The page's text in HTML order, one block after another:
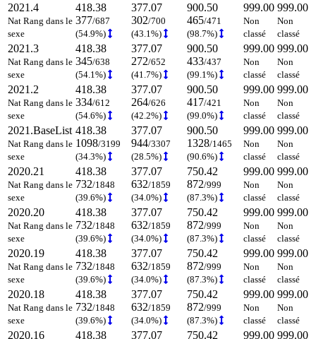
2021.4
Nat Rang dans le
sexe
418.38
377/687
(54.9%)
377.07
302/700
(43.1%)
900.50
465/471
(98.7%)
999.00
Non
classé
999.00
Non
classé
2021.3
Nat Rang dans le
sexe
418.38
345/638
(54.1%)
377.07
272/652
(41.7%)
900.50
433/437
(99.1%)
999.00
Non
classé
999.00
Non
classé
2021.2
Nat Rang dans le
sexe
418.38
334/612
(54.6%)
377.07
264/626
(42.2%)
900.50
417/421
(99.0%)
999.00
Non
classé
999.00
Non
classé
2021.BaseList
Nat Rang dans le
sexe
418.38
1098/3199
(34.3%)
377.07
944/3307
(28.5%)
900.50
1328/1465
(90.6%)
999.00
Non
classé
999.00
Non
classé
2020.21
Nat Rang dans le
sexe
418.38
732/1848
(39.6%)
377.07
632/1859
(34.0%)
750.42
872/999
(87.3%)
999.00
Non
classé
999.00
Non
classé
2020.20
Nat Rang dans le
sexe
418.38
732/1848
(39.6%)
377.07
632/1859
(34.0%)
750.42
872/999
(87.3%)
999.00
Non
classé
999.00
Non
classé
2020.19
Nat Rang dans le
sexe
418.38
732/1848
(39.6%)
377.07
632/1859
(34.0%)
750.42
872/999
(87.3%)
999.00
Non
classé
999.00
Non
classé
2020.18
Nat Rang dans le
sexe
418.38
732/1848
(39.6%)
377.07
632/1859
(34.0%)
750.42
872/999
(87.3%)
999.00
Non
classé
999.00
Non
classé
2020.16 418.38 377.07 750.42 999.00 999.00